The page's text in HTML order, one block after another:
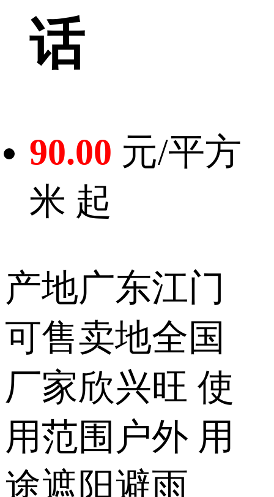
话
90.00 元/平方
米 起
产地广东江门
可售卖地全国
厂家欣兴旺 使
用范围 户外 用
途遮阳避雨